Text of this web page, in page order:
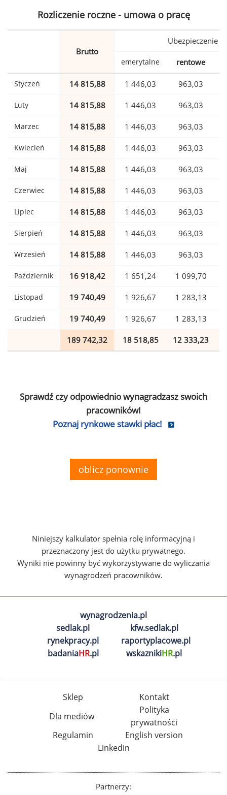
Rozliczenie roczne - umowa o pracę
Brutto
Ubezpieczenie
emerytalne rentowe
Styczeń 14 815,88 1 446,03 963,03
Luty 14 815,88 1 446,03 963,03
Marzec 14 815,88 1 446,03 963,03
Kwiecień 14 815,88 1 446,03 963,03
Maj 14 815,88 1 446,03 963,03
Czerwiec 14 815,88 1 446,03 963,03
Lipiec 14 815,88 1 446,03 963,03
Sierpień 14 815,88 1 446,03 963,03
Wrzesień 14 815,88 1 446,03 963,03
Październik 16 918,42 1 651,24 1 099,70
Listopad 19 740,49 1 926,67 1 283,13
Grudzień 19 740,49 1 926,67 1 283,13
189 742,32 18 518,85 12 333,23
Sprawdź czy odpowiednio wynagradzasz swoich
pracowników!
Poznaj rynkowe stawki płac!
oblicz ponownie
Niniejszy kalkulator spełnia rolę informacyjną i
przeznaczony jest do użytku prywatnego.
Wyniki nie powinny być wykorzystywane do wyliczania
wynagrodzeń pracowników.
wynagrodzenia.pl
sedlak.pl
kfw.sedlak.pl
rynekpracy.pl
raportyplacowe.pl
badaniaHR.pl wskaznikiHR.pl
Sklep
Kontakt
Dla mediów
Polityka
prywatności
Regulamin
English version
Linkedin
Partnerzy: